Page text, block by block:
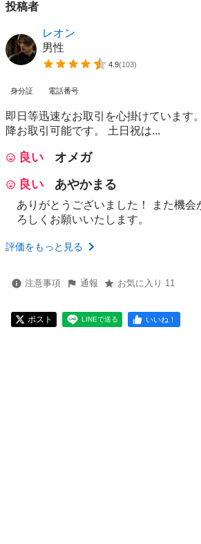
投稿者
レオン
男性
4.9(103)
身分証 電話番号
即日等迅速なお取引を心掛けています
降お取引可能です。 土日祝は...
良い
オメガ
良い
あやかまる
ありがとうございました！ また機会
ろしくお願いいたします。
評価をもっと見る
注意事項 通報 お気に入り 11
ポスト LINEで送る いいね！